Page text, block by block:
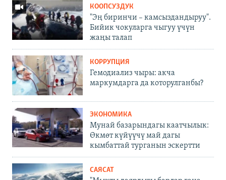
КООПСУЗДУК
"Эң биринчи – камсыздандыруу".
Бийик чокуларга чыгуу үчүн
жаңы талап
КОРРУПЦИЯ
Гемодиализ чыры: акча
маркумдарга да которулганбы?
ЭКОНОМИКА
Мунай базарындагы каатчылык:
Өкмөт күйүүчү май дагы
кымбаттай турганын эскертти
САЯСАТ